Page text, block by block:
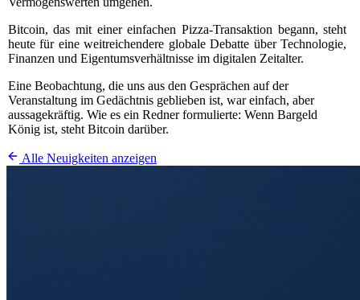
Bitcoin, das mit einer einfachen Pizza-Transaktion begann, steht
heute für eine weitreichendere globale Debatte über Technologie,
Finanzen und Eigentumsverhältnisse im digitalen Zeitalter.
Eine Beobachtung, die uns aus den Gesprächen auf der
Veranstaltung im Gedächtnis geblieben ist, war einfach, aber
aussagekräftig. Wie es ein Redner formulierte: Wenn Bargeld
König ist, steht Bitcoin darüber.
Alle Neuigkeiten anzeigen